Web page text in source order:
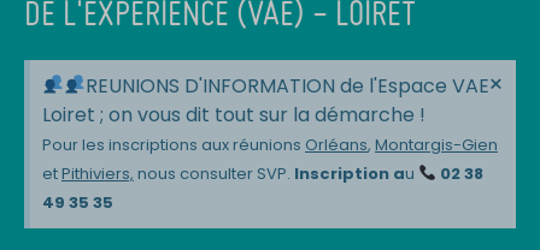
DE L'EXPERIENCE (VAE) - LOIRET
REUNIONS D'INFORMATION de l'Espace VAE
Loiret ; on vous dit tout sur la démarche !
Pour les inscriptions aux réunions Orléans, Montargis-Gien
etPithiviers, nous consulter SVP. Inscription au
02 38
49 35 35
×